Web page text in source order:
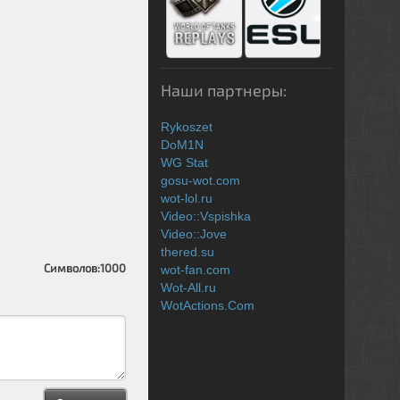
Символов:1000
Наши партнеры:
Rykoszet
DoM1N
WG Stat
gosu-wot.com
wot-lol.ru
Video::Vspishka
Video::Jove
thered.su
wot-fan.com
Wot-All.ru
WotActions.Com